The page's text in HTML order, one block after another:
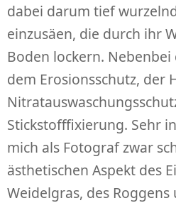
dabei darum tief
einzusäen, die durch ihr
Boden lockern.
dem Erosionsschutz, der
Stickstofffixierung. Sehr
mich als Fotograf zwar
ästhetischen Aspekt des
Weidelgras, des Roggens